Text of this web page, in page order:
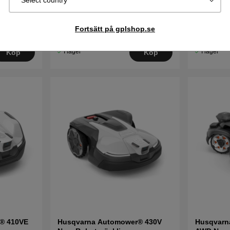
Fortsätt på gplshop.se
Köp
21090 kr 22890 kr
I lager Köp
Maximalt
I lager
410VE
Husqvarna Automower® 430V